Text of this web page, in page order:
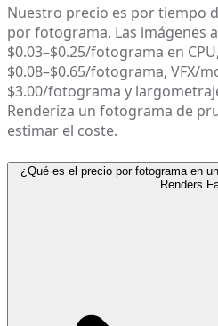
Nuestro precio es por tiempo
por fotograma. Las imágenes
$0.03–$0.25/fotograma en
$0.08–$0.65/fotograma, VFX/
$3.00/fotograma y
Renderiza un fotograma de
estimar el coste.
¿Qué es el precio por fotograma en
Renders